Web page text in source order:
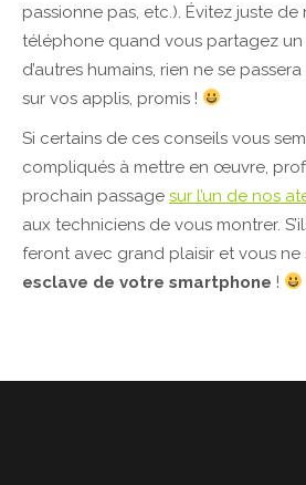
passionne pas, etc.). Évitez juste
téléphone quand vous partagez
d’autres humains, rien ne se
sur vos applis, promis !
Si certains de ces conseils vous
compliqués à mettre en œuvre,
prochain passage sur l’un de nos
aux techniciens de vous montrer.
feront avec grand plaisir et vous ne
esclave de votre smartphone !